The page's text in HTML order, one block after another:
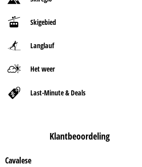
Skigebied
Langlauf
Het weer
Last-Minute & Deals
Klantbeoordeling
Cavalese